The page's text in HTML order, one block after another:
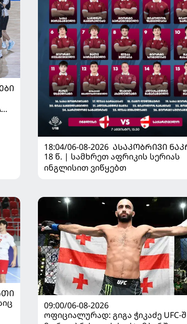
18:04/06-08-2026 ᲐᲡᲐᲙᲝᲑᲠᲘᲕᲘ
18 წ. | სამხრეთ აფრიკის სერიას
ინგლისით ვიწყებთ
09:00/06-08-2026
ოფიციალურად: გიგა ჭიკაძე UFC-